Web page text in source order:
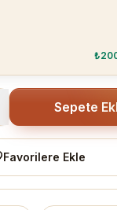
Sepete
Favorilere Ekle